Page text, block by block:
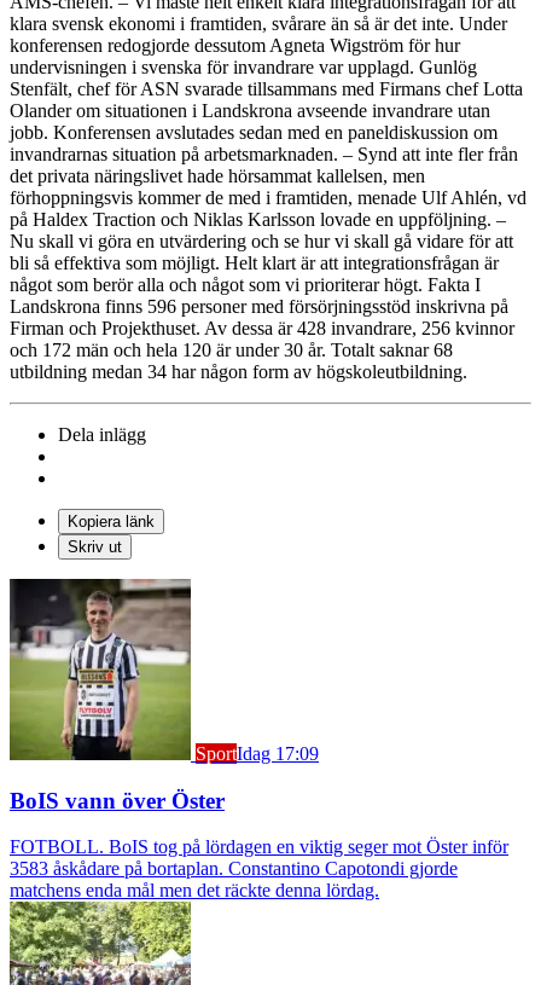
klara svensk ekonomi i framtiden, svårare än så är det inte. Under
konferensen redogjorde dessutom Agneta Wigström för hur
undervisningen i svenska för invandrare var upplagd. Gunlög
Stenfält, chef för ASN svarade tillsammans med Firmans chef Lotta
Olander om situationen i Landskrona avseende invandrare utan
jobb. Konferensen avslutades sedan med en paneldiskussion om
invandrarnas situation på arbetsmarknaden. – Synd att inte fler från
det privata näringslivet hade hörsammat kallelsen, men
förhoppningsvis kommer de med i framtiden, menade Ulf Ahlén, vd
på Haldex Traction och Niklas Karlsson lovade en uppföljning. –
Nu skall vi göra en utvärdering och se hur vi skall gå vidare för att
bli så effektiva som möjligt. Helt klart är att integrationsfrågan är
något som berör alla och något som vi prioriterar högt. Fakta I
Landskrona finns 596 personer med försörjningsstöd inskrivna på
Firman och Projekthuset. Av dessa är 428 invandrare, 256 kvinnor
och 172 män och hela 120 är under 30 år. Totalt saknar 68
utbildning medan 34 har någon form av högskoleutbildning.
Dela inlägg
Kopiera länk
Skriv ut
SportIdag 17:09
BoIS vann över Öster
FOTBOLL. BoIS tog på lördagen en viktig seger mot Öster inför
3583 åskådare på bortaplan. Constantino Capotondi gjorde
matchens enda mål men det räckte denna lördag.